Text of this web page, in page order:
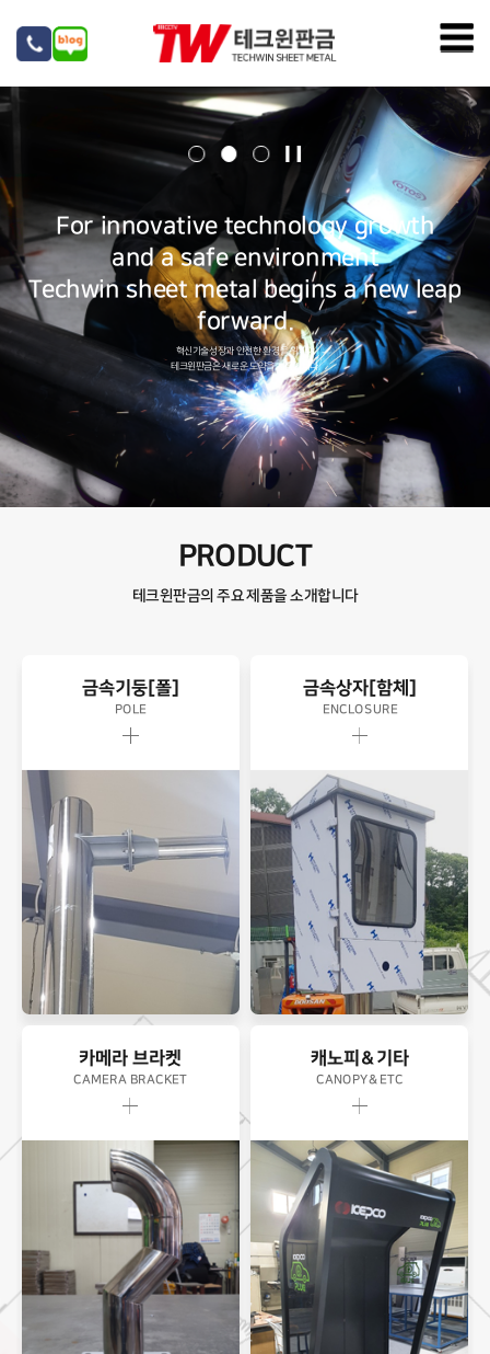
고
객
네
이
버
모
일
메
뉴
열
기
For innovative technology growth
and a safe environment
Techwin sheet metal begins a new leap
forward.
혁신기술성장과 안전한 환경을 위하여
테크윈판금은 새로운 도약을 시작합니다.
For innovative technology growth
and a safe environment
Techwin sheet metal begins a new leap
forward.
혁신기술성장과 안전한 환경을 위하여
테크윈판금은 새로운 도약을 시작합니다.
For innovative technology growth
and a safe environment
Techwin sheet metal begins a new leap
forward.
혁신기술성장과 안전한 환경을 위하여
테크윈판금은 새로운 도약을 시작합니다.
For innovative technology growth
and a safe environment
Techwin sheet metal begins a new leap
forward.
For innovative technology growth
and a safe environment
Techwin sheet metal begins a new leap
forward.
화
면
멈
춤
Scroll
PRODUCT
테크윈판금의 주요 제품을 소개합니다
금속기둥[폴]
POLE
금속상자[함체]
ENCLOSURE
카메라 브라켓
CAMERA BRACKET
캐노피＆기타
CANOPY＆ETC